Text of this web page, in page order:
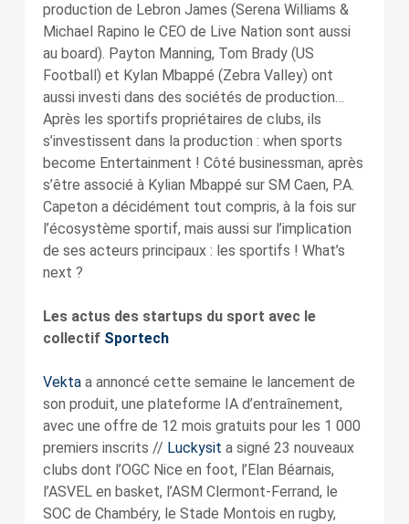
production de Lebron James (Serena Williams &
Michael Rapino le CEO de Live Nation sont aussi
au board). Payton Manning, Tom Brady (US
Football) et Kylan Mbappé (Zebra Valley) ont
aussi investi dans des sociétés de production…
Après les sportifs propriétaires de clubs, ils
s’investissent dans la production : when sports
become Entertainment ! Côté businessman, après
s’être associé à Kylian Mbappé sur SM Caen, P.A.
Capeton a décidément tout compris, à la fois sur
l’écosystème sportif, mais aussi sur l’implication
de ses acteurs principaux : les sportifs ! What’s
next ?
Les actus des startups du sport avec le
collectif Sportech
Vektaa annoncé cette semaine le lancement de
son produit, une plateforme IA d’entraînement,
avec une offre de 12 mois gratuits pour les 1 000
premiers inscrits // Luckysit a signé 23 nouveaux
clubs dont l’OGC Nice en foot, l’Elan Béarnais,
l’ASVEL en basket, l’ASM Clermont-Ferrand, le
SOC de Chambéry, le Stade Montois en rugby,